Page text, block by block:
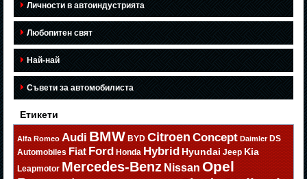
Личности в автоиндустрията
Любопитен свят
Най-най
Съвети за автомобилиста
Етикети
Alfa Romeo Audi BMW BYD Citroen Concept Daimler DS
Automobiles Fiat Ford Honda Hybrid Hyundai Jeep Kia
Leapmotor Mercedes-Benz Nissan Opel